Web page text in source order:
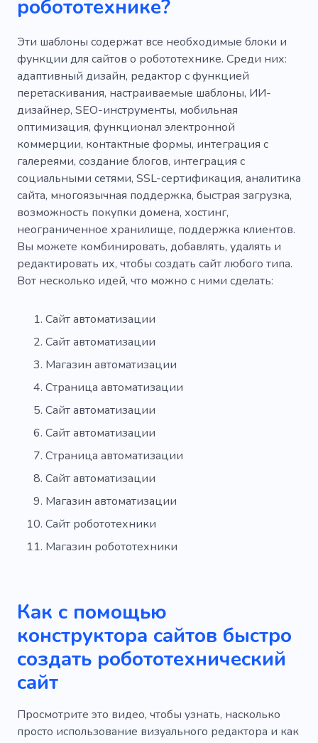
робототехнике?
Эти шаблоны содержат все необходимые блоки и
функции для сайтов о робототехнике. Среди них:
адаптивный дизайн, редактор с функцией
перетаскивания, настраиваемые шаблоны, ИИ-
дизайнер, SEO-инструменты, мобильная
оптимизация, функционал электронной
коммерции, контактные формы, интеграция с
галереями, создание блогов, интеграция с
социальными сетями, SSL-сертификация, аналитика
сайта, многоязычная поддержка, быстрая загрузка,
возможность покупки домена, хостинг,
неограниченное хранилище, поддержка клиентов.
Вы можете комбинировать, добавлять, удалять и
редактировать их, чтобы создать сайт любого типа.
Вот несколько идей, что можно с ними сделать:
Сайт автоматизации
Сайт автоматизации
Магазин автоматизации
Страница автоматизации
Сайт автоматизации
Сайт автоматизации
Страница автоматизации
Сайт автоматизации
Магазин автоматизации
Сайт робототехники
Магазин робототехники
Как с помощью
конструктора сайтов быстро
создать робототехнический
сайт
Просмотрите это видео, чтобы узнать, насколько
просто использование визуального редактора и как